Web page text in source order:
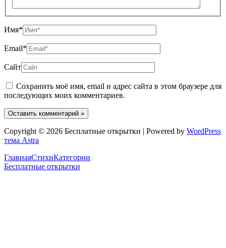
Имя*
Email*
Сайт
Сохранить моё имя, email и адрес сайта в этом браузере для
последующих моих комментариев.
Copyright © 2026 Бесплатные открытки | Powered by WordPress
тема Astra
ГлавнаяСтихиКатегории
Бесплатные открытки